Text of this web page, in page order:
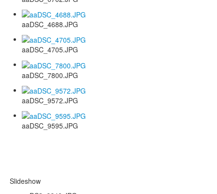
aaDSC_4688.JPG
aaDSC_4705.JPG
aaDSC_7800.JPG
aaDSC_9572.JPG
aaDSC_9595.JPG
Slideshow